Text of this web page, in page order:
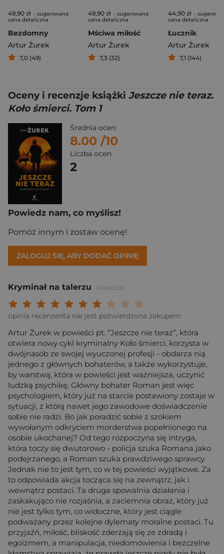
49,90 zł - sugerowana
cena detaliczna
Bezdomny
Artur Żurek
7,0 (49)
49,90 zł - sugerowana
cena detaliczna
Mściwa miłość
Artur Żurek
7,3 (32)
44,90 zł -
cena detaliczna
Łucznik
Artur Żurek
7,1 (144)
Oceny i recenzje książki Jeszcze nie teraz.
Koło śmierci. Tom 1
Średnia ocen:
8.00 /10
Liczba ocen:
2
Powiedz nam, co myślisz!
Pomóż innym i zostaw ocenę!
ZALOGUJ SIĘ, ABY DODAĆ OPINIĘ
Kryminał na talerzu 03/06/2026
Twoja ocena:
Twoja ocena: Wybitna 9/
Twoja ocena: Rewelacyjna 8/
Twoja ocena: Bardzo dobra 7/10"
Twoja ocena: Dobra 6/10"
Twoja ocena: Przeciętna 5/10"
Twoja ocena: Może być 4/10"
Twoja ocena: Słaba 3/10"
Twoja ocena: Bardzo słaba 2/10"
Twoja ocena: Beznadziejna 1/10"
opinia recenzenta nie jest potwierdzona zakupem
Artur Żurek w powieści pt. “Jeszcze nie teraz”, która
otwiera nowy cykl kryminalny Koło śmierci, korzysta w
dwójnasób ze swojej wyuczonej profesji - obdarza nią
jednego z głównych bohaterów, a także wykorzystuje,
by warstwą, która w powieści jest ważniejsza, uczynić
ludzką psychikę. Główny bohater Roman jest więc
psychologiem, który już na starcie postawiony zostaje w
sytuacji, z którą nawet jego zawodowe doświadczenie
sobie nie radzi. Bo jak poradzić sobie z szokiem
wywołanym odkryciem morderstwa popełnionego na
osobie ukochanej? Od tego rozpoczyna się intryga,
która toczy się dwutorowo - policja szuka Romana jako
podejrzanego, a Roman szuka prawdziwego sprawcy.
Jednak nie to jest tym, co w tej powieści wyjątkowe. Za
to odpowiada akcja tocząca się na zewnątrz, jak i
wewnątrz postaci. Ta druga spowalnia działania i
zaskakująco nie rozjaśnia, a zaciemnia obraz, który już
nie jest tylko tym, co widoczne, który jest ciągle
podważany przez kolejne dylematy moralne postaci. Tu
przyjaźń, miłość, bliskość zderzają się ze zdradą i
egoizmem, a manipulacja, niedomówienia i bezczelne